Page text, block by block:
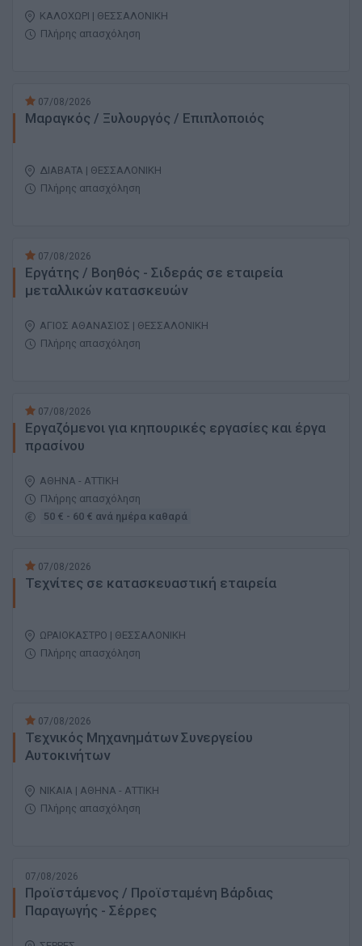
ΚΑΛΟΧΩΡΙ | ΘΕΣΣΑΛΟΝΙΚΗ
Πλήρης απασχόληση
07/08/2026
Μαραγκός / Ξυλουργός / Επιπλοποιός
ΔΙΑΒΑΤΑ | ΘΕΣΣΑΛΟΝΙΚΗ
Πλήρης απασχόληση
07/08/2026
Εργάτης / Βοηθός - Σιδεράς σε εταιρεία
μεταλλικών κατασκευών
ΑΓΙΟΣ ΑΘΑΝΑΣΙΟΣ | ΘΕΣΣΑΛΟΝΙΚΗ
Πλήρης απασχόληση
07/08/2026
Εργαζόμενοι για κηπουρικές εργασίες και έργα
πρασίνου
ΑΘΗΝΑ - ΑΤΤΙΚΗ
Πλήρης απασχόληση
50 € - 60 € ανά ημέρα καθαρά
07/08/2026
Τεχνίτες σε κατασκευαστική εταιρεία
ΩΡΑΙΟΚΑΣΤΡΟ | ΘΕΣΣΑΛΟΝΙΚΗ
Πλήρης απασχόληση
07/08/2026
Τεχνικός Μηχανημάτων Συνεργείου
Αυτοκινήτων
ΝΙΚΑΙΑ | ΑΘΗΝΑ - ΑΤΤΙΚΗ
Πλήρης απασχόληση
07/08/2026
Προϊστάμενος / Προϊσταμένη Βάρδιας
Παραγωγής - Σέρρες